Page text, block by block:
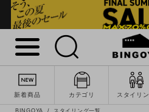
新着商品 カテゴリ スタイリ
詳
BINGOYA スタイリング一覧